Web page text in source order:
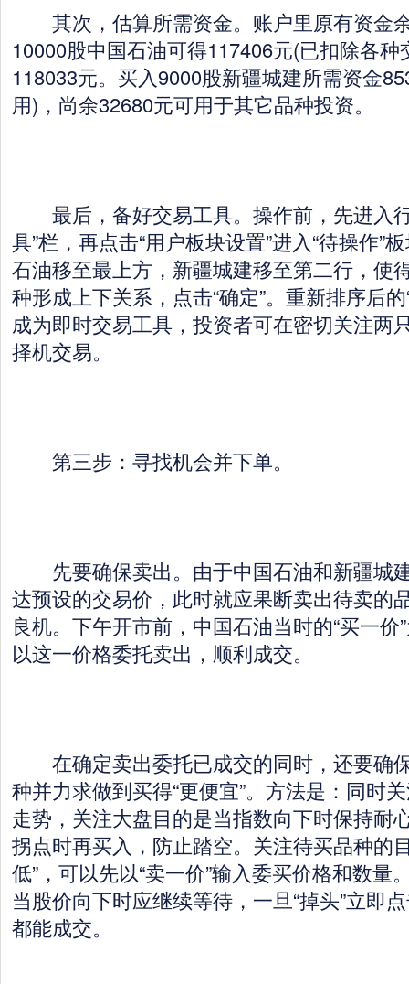
其次，估算所需资金。账户里原有资金
10000股中国石油可得117406元(已扣除各
118033元。买入9000股新疆城建所需资金
用)，尚余32680元可用于其它品种投资。
最后，备好交易工具。操作前，先进入
具”栏，再点击“用户板块设置”进入“待操作”
石油移至最上方，新疆城建移至第二行，使
种形成上下关系，点击“确定”。重新排序后
成为即时交易工具，投资者可在密切关注两
择机交易。
第三步：寻找机会并下单。
先要确保卖出。由于中国石油和新疆城
达预设的交易价，此时就应果断卖出待卖的
良机。下午开市前，中国石油当时的“买一价
以这一价格委托卖出，顺利成交。
在确定卖出委托已成交的同时，还要确
种并力求做到买得“更便宜”。方法是：同时
走势，关注大盘目的是当指数向下时保持耐
拐点时再买入，防止踏空。关注待买品种的
低”，可以先以“卖一价”输入委买价格和数量
当股价向下时应继续等待，一旦“掉头”立即
都能成交。